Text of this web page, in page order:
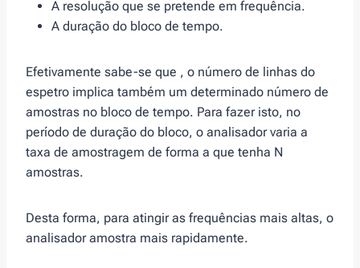
A resolução que se pretende em frequência.
A duração do bloco de tempo.
Efetivamente sabe-se que , o número de linhas do
espetro implica também um determinado número de
amostras no bloco de tempo. Para fazer isto, no
período de duração do bloco, o analisador varia a
taxa de amostragem de forma a que tenha N
amostras.
Desta forma, para atingir as frequências mais altas, o
analisador amostra mais rapidamente.